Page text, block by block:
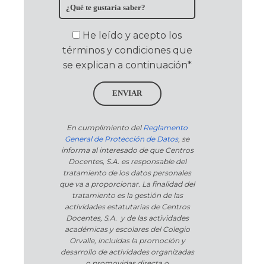
He leído y acepto los
términos y condiciones que
se explican a continuación*
ENVIAR
En cumplimiento delReglamento
General de Protección de Datos, se
informa al interesado de que Centros
Docentes, S.A. es responsable del
tratamiento de los datos personales
que va a proporcionar. La finalidad del
tratamiento es la gestión de las
actividades estatutarias de Centros
Docentes, S.A. y de las actividades
académicas y escolares del Colegio
Orvalle, incluidas la promoción y
desarrollo de actividades organizadas